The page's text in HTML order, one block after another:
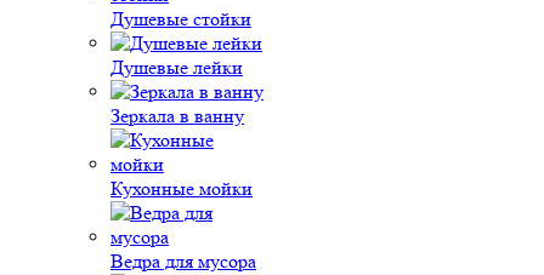
Душевые стойки
Душевые лейки
Зеркала в ванну
Кухонные мойки
Ведра для мусора